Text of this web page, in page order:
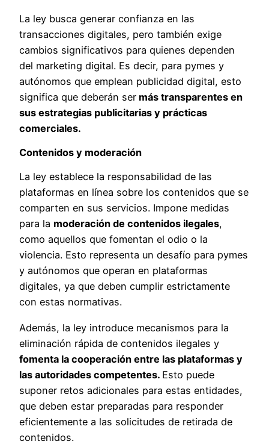
La ley busca generar confianza en las
transacciones digitales, pero también exige
cambios significativos para quienes dependen
del marketing digital. Es decir, para pymes y
autónomos que emplean publicidad digital, esto
significa que deberán ser más transparentes en
sus estrategias publicitarias y prácticas
comerciales.
Contenidos y moderación
La ley establece la responsabilidad de las
plataformas en línea sobre los contenidos que se
comparten en sus servicios. Impone medidas
para la moderación de contenidos ilegales,
como aquellos que fomentan el odio o la
violencia. Esto representa un desafío para pymes
y autónomos que operan en plataformas
digitales, ya que deben cumplir estrictamente
con estas normativas.
Además, la ley introduce mecanismos para la
eliminación rápida de contenidos ilegales y
fomenta la cooperación entre las plataformas y
las autoridades competentes. Esto puede
suponer retos adicionales para estas entidades,
que deben estar preparadas para responder
eficientemente a las solicitudes de retirada de
contenidos.